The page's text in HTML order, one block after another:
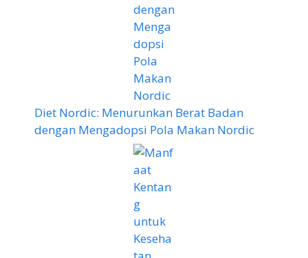
Diet Nordic: Menurunkan Berat Badan
dengan Mengadopsi Pola Makan Nordic